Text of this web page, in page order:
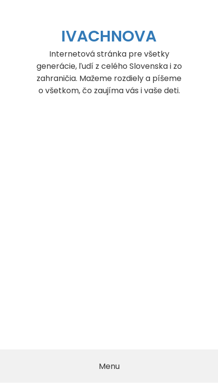
IVACHNOVA
Internetová stránka pre všetky
generácie, ľudí z celého Slovenska i zo
zahraničia. Mažeme rozdiely a píšeme
o všetkom, čo zaujíma vás i vaše deti.
Menu